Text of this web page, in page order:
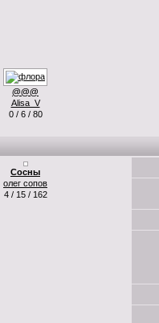
@@@
Alisa_V
0 / 6 / 80
Сосны
олег сопов
4 / 15 / 162